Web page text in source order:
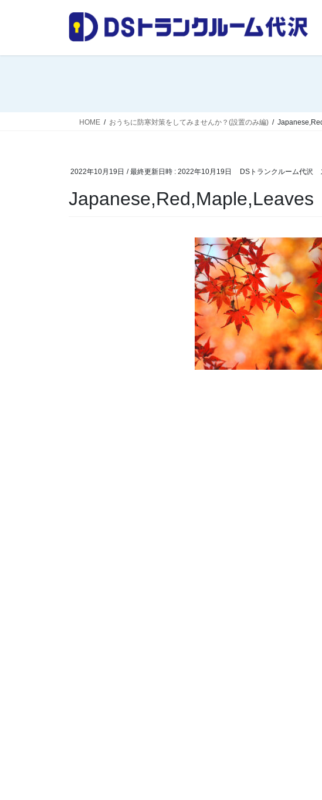
HOME おうちに防寒対策をしてみませんか？(設置のみ編)
2022年10月19日 / 最終更新日時 : 2022年10月19日 DSトランクルーム代沢
Japanese,Red,Maple,Leaves